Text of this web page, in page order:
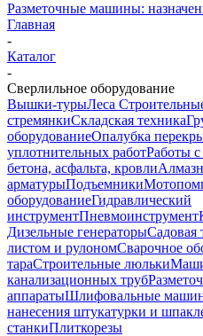
Разметочные машины:
Главная
-
Каталог
-
Сверлильное оборудование
Вышки-турыЛеса
стремянкиСкладская техника
оборудованиеОпалубка
уплотнительных работРаботы
бетона, асфальта, кровли
арматурыПодъемники
оборудованиеГидравлический
инструментПневмоинструмент
Дизельные генераторыСадовая
листом и рулономСварочное
тараСтроительные люльки
канализационных труб
аппаратыШлифовальные
нанесения штукатурки и
станкиПлиткорезы